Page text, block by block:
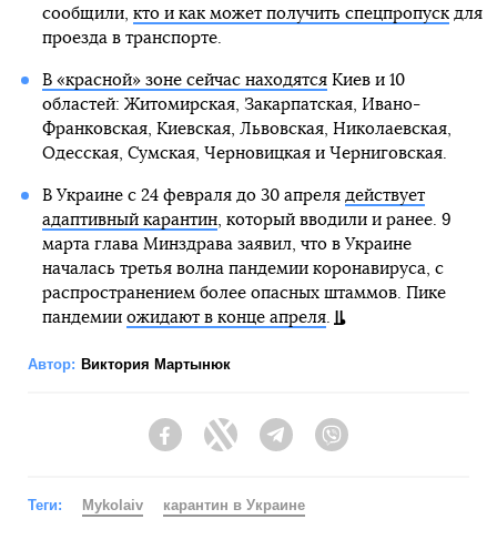
сообщили, кто и как может получить спецпропускдля
проезда в транспорте.
В «красной» зоне сейчас находятсяКиев и 10
областей: Житомирская, Закарпатская, Ивано-
Франковская, Киевская, Львовская, Николаевская,
Одесская, Сумская, Черновицкая и Черниговская.
В Украине с 24 февраля до 30 апреля действует
адаптивный карантин, который вводили и ранее. 9
марта глава Минздрава заявил, что в Украине
началась третья волна пандемии коронавируса, с
распространением более опасных штаммов. Пике
пандемии ожидают в конце апреля.
Автор: Виктория Мартынюк
FacebookTwitter Telegram
Теги: Mykolaiv карантин в Украине